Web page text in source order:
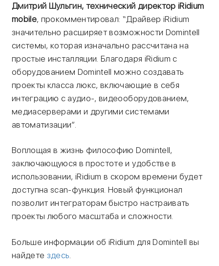
Дмитрий Шульгин, технический директор iRidium
mobile, прокомментировал: “Драйвер iRidium
значительно расширяет возможности Domintell
системы, которая изначально рассчитана на
простые инсталляции. Благодаря iRidium с
оборудованием Domintell можно создавать
проекты класса люкс, включающие в себя
интеграцию с аудио-, видеооборудованием,
медиасерверами и другими системами
автоматизации”.
Воплощая в жизнь философию Domintell,
заключающуюся в простоте и удобстве в
использовании, iRidium в скором времени будет
доступна scan-функция. Новый функционал
позволит интеграторам быстро настраивать
проекты любого масштаба и сложности.
Больше информации об iRidium для Domintell вы
найдете здесь